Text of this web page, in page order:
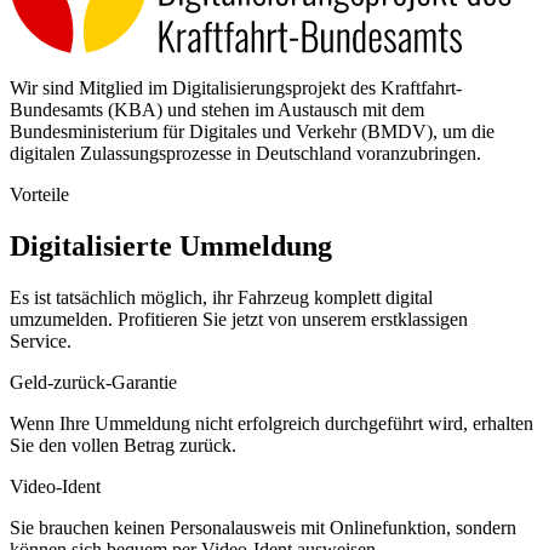
Wir sind Mitglied im Digitalisierungsprojekt des Kraftfahrt-
Bundesamts (KBA) und stehen im Austausch mit dem
Bundesministerium für Digitales und Verkehr (BMDV), um die
digitalen Zulassungsprozesse in Deutschland voranzubringen.
Vorteile
Digitalisierte Ummeldung
Es ist tatsächlich möglich, ihr Fahrzeug komplett digital
umzumelden. Profitieren Sie jetzt von unserem erstklassigen
Service.
Geld-zurück-Garantie
Wenn Ihre Ummeldung nicht erfolgreich durchgeführt wird, erhalten
Sie den vollen Betrag zurück.
Video-Ident
Sie brauchen keinen Personalausweis mit Onlinefunktion, sondern